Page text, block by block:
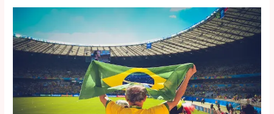
futebol?
como
surgiu
esporte